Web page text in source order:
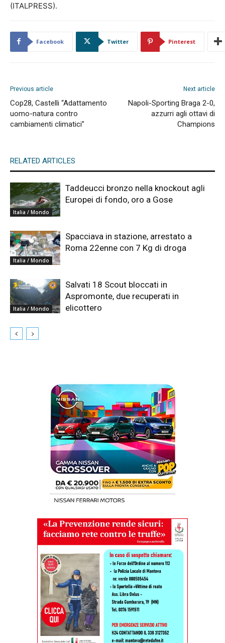
(ITALPRESS).
Facebook Twitter Pinterest
Previous article
Cop28, Castelli “Adattamento
uomo-natura contro
cambiamenti climatici”
Next article
Napoli-Sporting Braga 2-0,
azzurri agli ottavi di
Champions
RELATED ARTICLES
Italia / Mondo
Taddeucci bronzo nella knockout agli
Europei di fondo, oro a Gose
Italia / Mondo
Spacciava in stazione, arrestato a
Roma 22enne con 7 Kg di droga
Italia / Mondo
Salvati 18 Scout bloccati in
Aspromonte, due recuperati in
elicottero